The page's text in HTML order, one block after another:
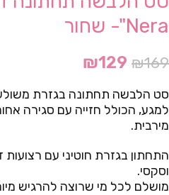
Nera"- שחור
₪169
₪129
סט הלבשה תחתונה בגזרת
למגע, הכולל חזייה עם סגירה
מירבית.
התחתון בגזרת חוטיני עם
וסקסי.
מושלם לכל מי שרוצה להרגיש